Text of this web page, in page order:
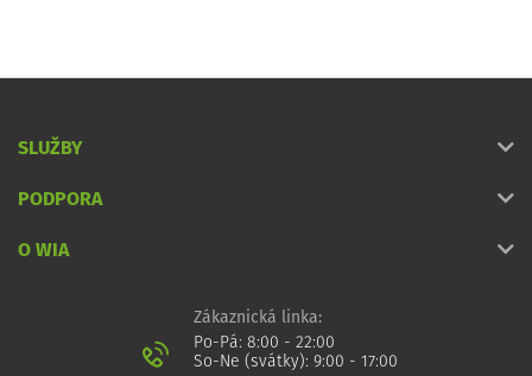
SLUŽBY
PODPORA
O WIA
Zákaznická linka:
Po-Pá: 8:00 - 22:00
So-Ne (svátky): 9:00 - 17:00